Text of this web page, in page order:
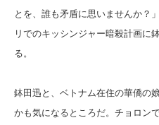
とを、誰も矛盾に思いませんか？
リでのキッシンジャー暗殺計画に
る。
鉢田迅と、ベトナム在住の華僑の
かも気になるところだ。チョロン